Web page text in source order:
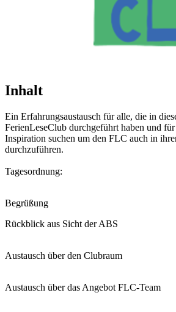
Inhalt
Ein Erfahrungsaustausch für alle, die in
FerienLeseClub durchgeführt haben und
Inspiration suchen um den FLC auch in
durchzuführen.
Tagesordnung:
Begrüßung
Rückblick aus Sicht der ABS
Austausch über den Clubraum
Austausch über das Angebot FLC-Team